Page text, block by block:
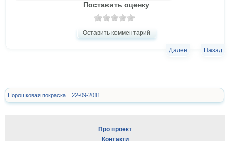
Поставить оценку
Оставить комментарий
Назад
Далее
Порошковая покраска. . 22-09-2011
Про проект